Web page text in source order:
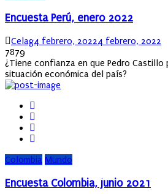
Encuesta Perú, enero 2022
Author
CelagPosted
4 febrero, 20224 febrero, 2022
7879
¿Tiene confianza en que Pedro Castillo
situación económica del país?
Colombia Mundo
Encuesta Colombia, junio 2021